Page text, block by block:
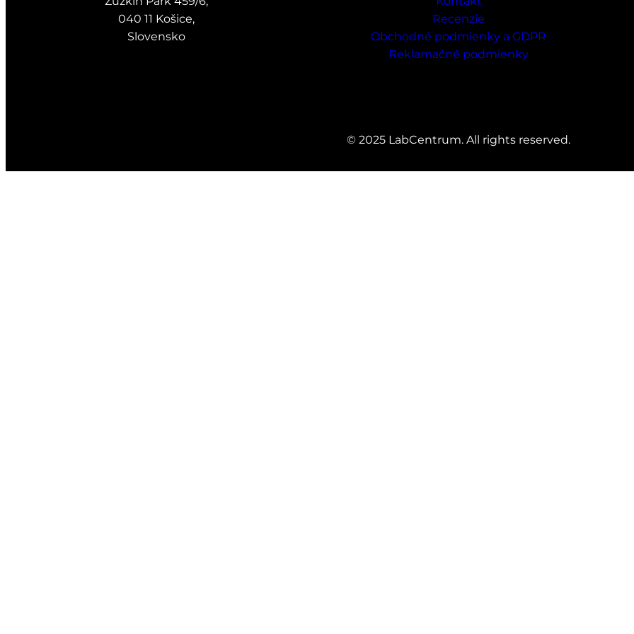
040 11 Košice,
Slovensko
Recenzie
Obchodné podmienky a GDPR
Reklamačné podmienky
© 2025 LabCentrum. All rights reserved.